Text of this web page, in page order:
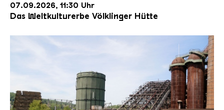
07.09.2026, 11:30 Uhr
Das Weltkulturerbe Völklinger Hütte